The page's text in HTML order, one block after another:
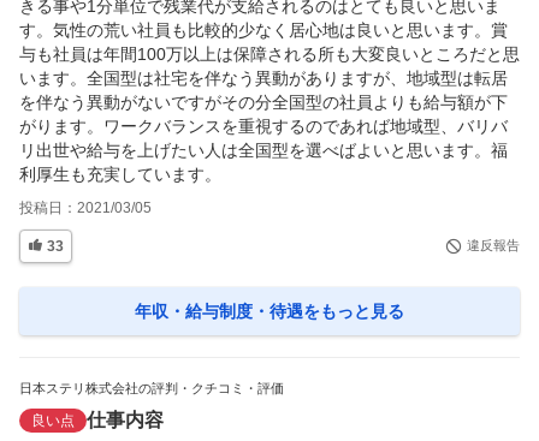
きる事や1分単位で残業代が支給されるのはとても良いと思いま
す。気性の荒い社員も比較的少なく居心地は良いと思います。賞
与も社員は年間100万以上は保障される所も大変良いところだと思
います。全国型は社宅を伴なう異動がありますが、地域型は転居
を伴なう異動がないですがその分全国型の社員よりも給与額が下
がります。ワークバランスを重視するのであれば地域型、バリバ
リ出世や給与を上げたい人は全国型を選べばよいと思います。福
利厚生も充実しています。
投稿日： 2021/03/05
33 違反報告
年収・給与制度・待遇をもっと見る
日本ステリ株式会社の評判・クチコミ・評価
良い点 仕事内容